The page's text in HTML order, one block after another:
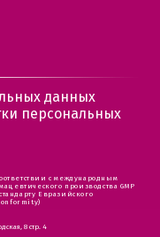
данных
персональных
с международным
производства GMP
Евразийского
8 стр. 4